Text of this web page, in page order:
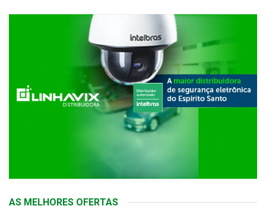
AS MELHORES OFERTAS